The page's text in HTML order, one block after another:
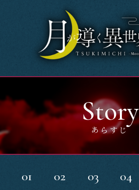
Home
News
Story
Introduction
Character
Story
あらすじ
01 02 03 04